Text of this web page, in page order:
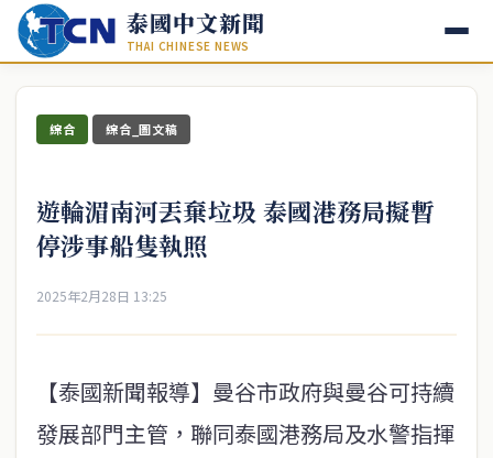
泰國中文新聞
THAI CHINESE NEWS
綜合 綜合_圖文稿
遊輪湄南河丟棄垃圾 泰國港務局擬暫
停涉事船隻執照
2025年2月28日 13:25
【泰國新聞報導】曼谷市政府與曼谷可持續
發展部門主管，聯同泰國港務局及水警指揮